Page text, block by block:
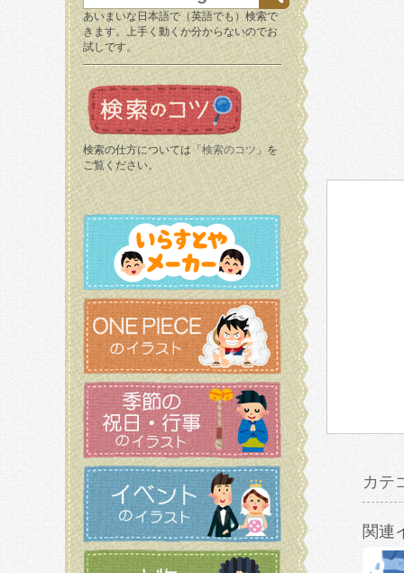
あいまいな日本語で（英語でも）検索で
きます。上手く動くか分からないのでお
試しです。
検索の仕方については「 検索のコツ 」を
ご覧ください。
カテ
関連